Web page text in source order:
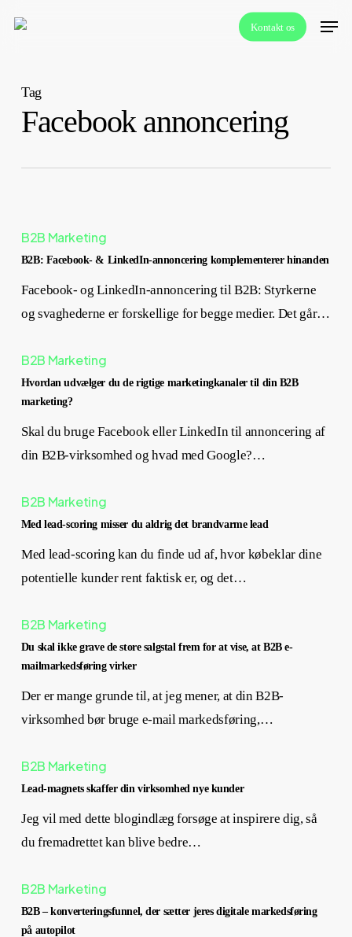
Kontakt os
Menu
Tag
Facebook annoncering
B2B Marketing
B2B: Facebook- & LinkedIn-annoncering komplementerer hinanden
Facebook- og LinkedIn-annoncering til B2B: Styrkerne
og svaghederne er forskellige for begge medier. Det går…
B2B Marketing
Hvordan udvælger du de rigtige marketingkanaler til din B2B
marketing?
Skal du bruge Facebook eller LinkedIn til annoncering af
din B2B-virksomhed og hvad med Google?…
B2B Marketing
Med lead-scoring misser du aldrig det brandvarme lead
Med lead-scoring kan du finde ud af, hvor købeklar dine
potentielle kunder rent faktisk er, og det…
B2B Marketing
Du skal ikke grave de store salgstal frem for at vise, at B2B e-
mailmarkedsføring virker
Der er mange grunde til, at jeg mener, at din B2B-
virksomhed bør bruge e-mail markedsføring,…
B2B Marketing
Lead-magnets skaffer din virksomhed nye kunder
Jeg vil med dette blogindlæg forsøge at inspirere dig, så
du fremadrettet kan blive bedre…
B2B Marketing
B2B – konverteringsfunnel, der sætter jeres digitale markedsføring
på autopilot